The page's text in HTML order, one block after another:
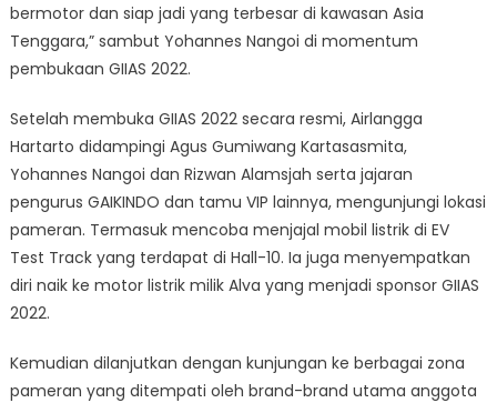
bermotor dan siap jadi yang terbesar di kawasan Asia
Tenggara,” sambut Yohannes Nangoi di momentum
pembukaan GIIAS 2022.
Setelah membuka GIIAS 2022 secara resmi, Airlangga
Hartarto didampingi Agus Gumiwang Kartasasmita,
Yohannes Nangoi dan Rizwan Alamsjah serta jajaran
pengurus GAIKINDO dan tamu VIP lainnya, mengunjungi lokasi
pameran. Termasuk mencoba menjajal mobil listrik di EV
Test Track yang terdapat di Hall-10. Ia juga menyempatkan
diri naik ke motor listrik milik Alva yang menjadi sponsor GIIAS
2022.
Kemudian dilanjutkan dengan kunjungan ke berbagai zona
pameran yang ditempati oleh brand-brand utama anggota